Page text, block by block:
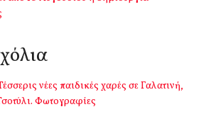
νέες παιδικές χαρές σε Γαλατινή,
Φωτογραφίες